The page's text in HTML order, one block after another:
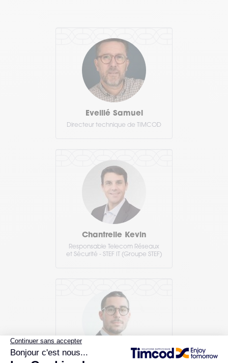
Eveillé Samuel
Directeur technique de TIMCOD
Chantrelle Kevin
Responsable Telecom Réseaux
et Sécurité - STEF IT (Groupe STEF)